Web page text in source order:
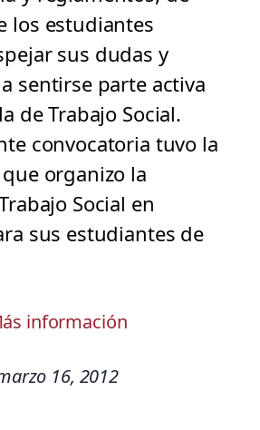
los estudiantes
sus dudas y
sentirse parte activa
de Trabajo Social.
convocatoria tuvo la
organizo la
Social en
sus estudiantes de
información
16, 2012